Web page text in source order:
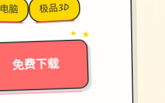
电脑 极品3D
免费下载
→
✦ ★